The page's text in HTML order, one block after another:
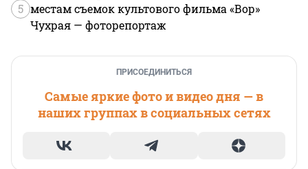
5 местам съемок культового фильма «Вор»
Чухрая — фоторепортаж
ПРИСОЕДИНИТЬСЯ
Самые яркие фото и видео дня — в
наших группах в социальных сетях